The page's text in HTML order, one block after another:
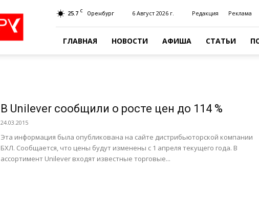
25.7 C Оренбург 6 Август 2026 г. Редакция Реклама
ГЛАВНАЯ НОВОСТИ АФИША СТАТЬИ
В Unilever сообщили о росте цен до 114 %
24.03.2015
Эта информация была опубликована на сайте дистрибьюторской компании
БХЛ. Сообщается, что цены будут изменены с 1 апреля текущего года. В
ассортимент Unilever входят известные торговые...